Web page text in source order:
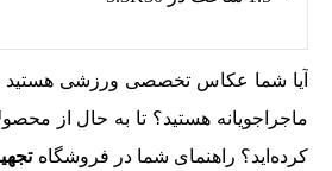
آیا شما عکاس تخصصی ورزشی هستید
ماجراجویانه هستید؟ تا به حال از
کرده‌اید؟ راهنمای شما در فروشگاه